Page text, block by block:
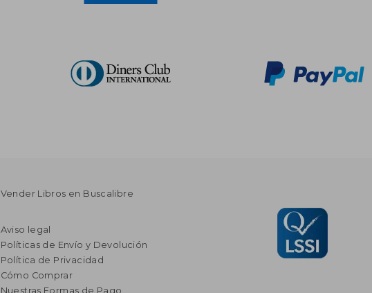
Vender Libros en Buscalibre
Aviso legal
Políticas de Envío y Devolución
Política de Privacidad
Cómo Comprar
Nuestras Formas de Pago